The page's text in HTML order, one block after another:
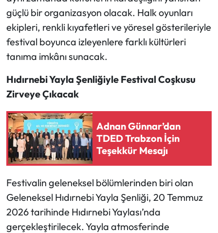
güçlü bir organizasyon olacak. Halk oyunları
ekipleri, renkli kıyafetleri ve yöresel gösterileriyle
festival boyunca izleyenlere farklı kültürleri
tanıma imkânı sunacak.
Hıdırnebi Yayla Şenliğiyle Festival Coşkusu
Zirveye Çıkacak
Adnan Günnar’dan
TDED Trabzon İçin
Teşekkür Mesajı
Festivalin geleneksel bölümlerinden biri olan
Geleneksel Hıdırnebi Yayla Şenliği, 20 Temmuz
2026 tarihinde Hıdırnebi Yaylası’nda
gerçekleştirilecek. Yayla atmosferinde